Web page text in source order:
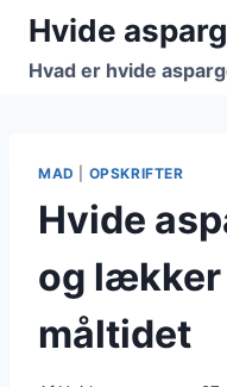
Fortsæt
indhold
Hvide
Hvad er hvide
MAD OPSKRIFTER
Hvide
og
måltidet